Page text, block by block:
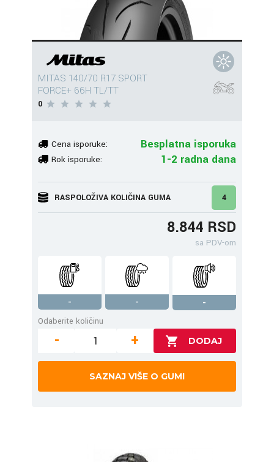
MITAS 140/70 R17 SPORT
FORCE+ 66H TL/TT
0
Cena isporuke: Besplatna isporuka
Rok isporuke: 1-2 radna dana
RASPOLOŽIVA KOLIČINA GUMA 4
8.844 RSD
sa PDV-om
- -
-
Odaberite količinu
- +
SAZNAJ VIŠE O GUMI